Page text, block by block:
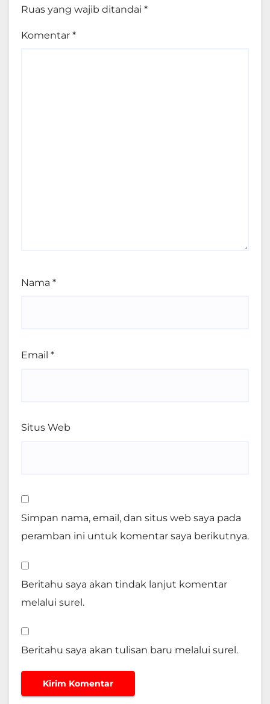
Ruas yang wajib ditandai *
Komentar *
Nama *
Email *
Situs Web
Simpan nama, email, dan situs web saya pada
peramban ini untuk komentar saya berikutnya.
Beritahu saya akan tindak lanjut komentar
melalui surel.
Beritahu saya akan tulisan baru melalui surel.